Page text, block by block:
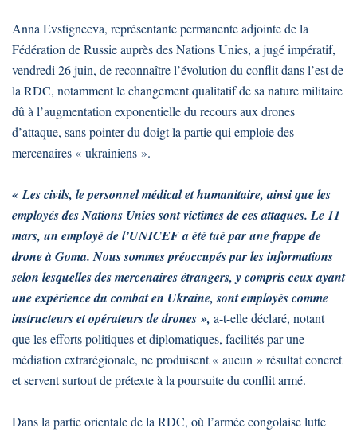
Anna Evstigneeva, représentante permanente adjointe de la
Fédération de Russie auprès des Nations Unies, a jugé impératif,
vendredi 26 juin, de reconnaître l’évolution du conflit dans l’est de
la RDC, notamment le changement qualitatif de sa nature militaire
dû à l’augmentation exponentielle du recours aux drones
d’attaque, sans pointer du doigt la partie qui emploie des
mercenaires « ukrainiens ».
« Les civils, le personnel médical et humanitaire, ainsi que les
employés des Nations Unies sont victimes de ces attaques. Le 11
mars, un employé de l’UNICEF a été tué par une frappe de
drone à Goma. Nous sommes préoccupés par les informations
selon lesquelles des mercenaires étrangers, y compris ceux ayant
une expérience du combat en Ukraine, sont employés comme
instructeurs et opérateurs de drones », a-t-elle déclaré, notant
que les efforts politiques et diplomatiques, facilités par une
médiation extrarégionale, ne produisent « aucun » résultat concret
et servent surtout de prétexte à la poursuite du conflit armé.
Dans la partie orientale de la RDC, où l’armée congolaise lutte